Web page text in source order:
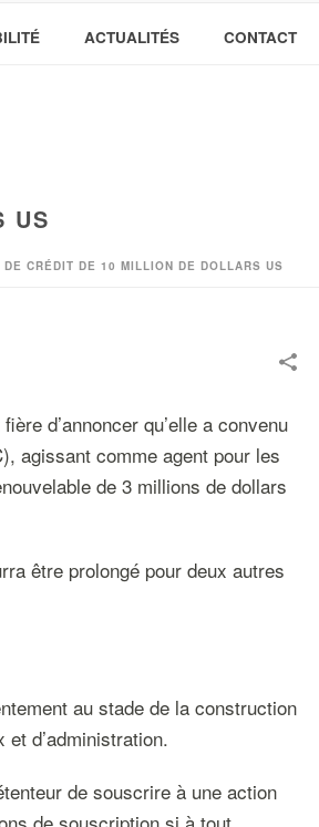
ACTUALITÉS CONTACT
US
CRÉDIT DE 10 MILLION DE DOLLARS US
d’annoncer qu’elle a convenu
agissant comme agent pour les
de 3 millions de dollars
être prolongé pour deux autres
au stade de la construction
d’administration.
de souscrire à une action